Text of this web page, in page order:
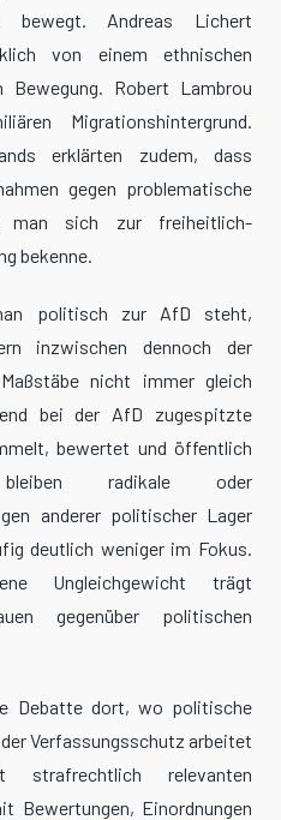
bewegt. Andreas Lichert
von einem ethnischen
Robert Lambrou
Migrationshintergrund.
erklärten zudem, dass
gegen problematische
man sich zur freiheitlich-
bekenne.
politisch zur AfD steht,
inzwischen dennoch der
nicht immer gleich
bei der AfD zugespitzte
bewertet und öffentlich
radikale oder
anderer politischer Lager
deutlich weniger im Fokus.
Ungleichgewicht trägt
gegenüber politischen
Debatte dort, wo politische
Verfassungsschutz arbeitet
strafrechtlich relevanten
Bewertungen, Einordnungen